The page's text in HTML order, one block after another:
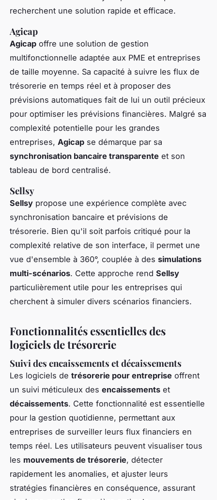
recherchent une solution rapide et efficace.
Agicap
Agicap offre une solution de gestion
multifonctionnelle adaptée aux PME et entreprises
de taille moyenne. Sa capacité à suivre les flux de
trésorerie en temps réel et à proposer des
prévisions automatiques fait de lui un outil précieux
pour optimiser les prévisions financières. Malgré sa
complexité potentielle pour les grandes
entreprises, Agicap se démarque par sa
synchronisation bancaire transparente et son
tableau de bord centralisé.
Sellsy
Sellsy propose une expérience complète avec
synchronisation bancaire et prévisions de
trésorerie. Bien qu'il soit parfois critiqué pour la
complexité relative de son interface, il permet une
vue d'ensemble à 360°, couplée à des simulations
multi-scénarios. Cette approche rend Sellsy
particulièrement utile pour les entreprises qui
cherchent à simuler divers scénarios financiers.
Fonctionnalités essentielles des
logiciels de trésorerie
Suivi des encaissements et décaissements
Les logiciels de trésorerie pour entreprise offrent
un suivi méticuleux des encaissements et
décaissements. Cette fonctionnalité est essentielle
pour la gestion quotidienne, permettant aux
entreprises de surveiller leurs flux financiers en
temps réel. Les utilisateurs peuvent visualiser tous
les mouvements de trésorerie, détecter
rapidement les anomalies, et ajuster leurs
stratégies financières en conséquence, assurant